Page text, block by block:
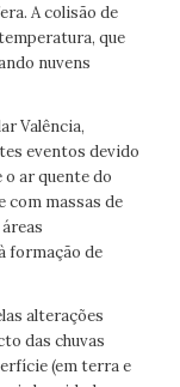
A colisão de
que
nuvens
Valência,
eventos devido
o ar quente do
massas de
formação de
alterações
das chuvas
(em terra e